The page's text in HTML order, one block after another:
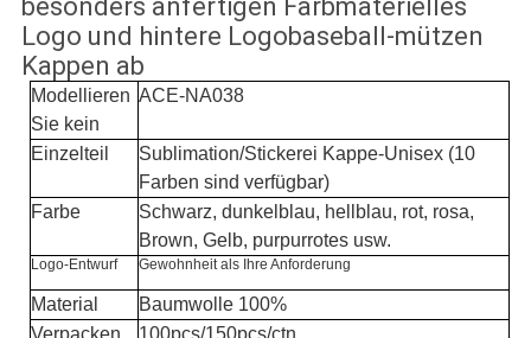
besonders anfertigen Farbmaterielles
Logo und hintere Logobaseball-mützen
Kappen ab
Modellieren
Sie kein
ACE-NA038
Einzelteil
Sublimation/Stickerei Kappe-Unisex (10
Farben sind verfügbar)
Farbe
Schwarz, dunkelblau, hellblau, rot, rosa,
Brown, Gelb, purpurrotes usw.
Logo-Entwurf Gewohnheit als Ihre Anforderung
Material
Baumwolle 100%